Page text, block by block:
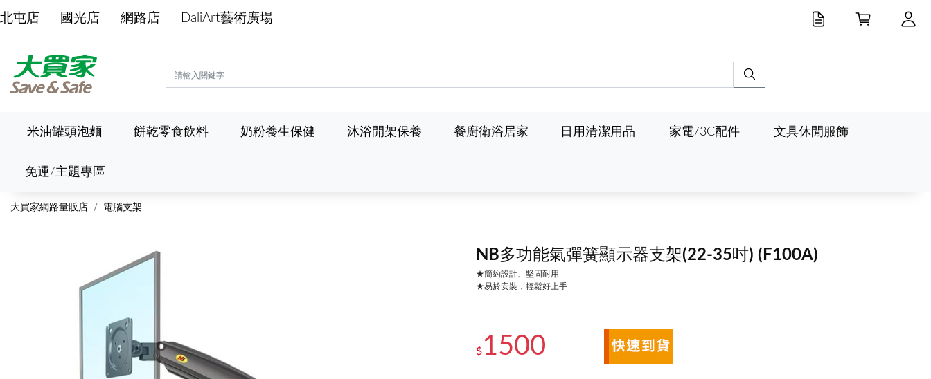
北屯店 國光店 網路店 DaliArt藝術廣場
米油罐頭泡麵 餅乾零食飲料 奶粉養生保健 沐浴開架保養 餐廚衛浴居家 日用清潔用品 家電/3C配件 文具休閒服飾
免運/主題專區
大買家網路量販店 電腦支架
NB多功能氣彈簧顯示器支架(22-35吋) (F100A)
★簡約設計、堅固耐用
★易於安裝，輕鬆好上手
$1500